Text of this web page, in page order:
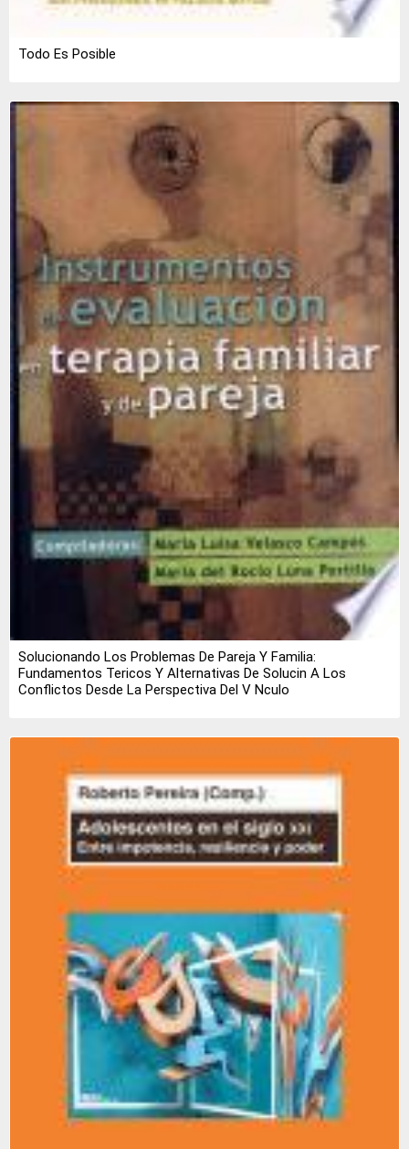
Todo Es Posible
Solucionando Los Problemas De Pareja Y Familia:
Fundamentos Tericos Y Alternativas De Solucin A Los
Conflictos Desde La Perspectiva Del V Nculo